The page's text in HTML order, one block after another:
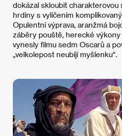
dokázal skloubit
hrdiny s vylíčením
Opulentní výprava, aranžmá
záběry pouště, herecké
vynesly filmu sedm Oscarů a
„velkolepost neubíjí myšlenku“.